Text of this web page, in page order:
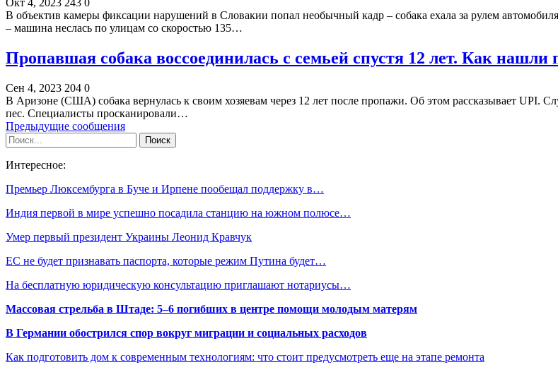
Окт 4, 2023 243 0
В объектив камеры фиксации нарушений в Словакии попал необычный кадр – собака ехала за рулем
– машина неслась по улицам со скоростью 135…
Пропавшая собака воссоединилась с семьей спустя 12 лет. Как нашли
Сен 4, 2023 204 0
В Аризоне (США) собака вернулась к своим хозяевам через 12 лет после пропажи. Об этом рассказывает
пес. Специалисты просканировали…
Предыдущие сообщения
Интересное:
Премьер Люксембурга в Буче и Ирпене пообещал поддержку в…
Индия первой в мире успешно посадила станцию на южном полюсе…
Умер первый президент Украины Леонид Кравчук
ЕС не будет признавать паспорта, которые режим Путина будет…
На бесплатную юридическую консультацию приглашают нотариусы…
Массовая стрельба в Штаде: 5–6 погибших в центре помощи молодым матерям
В Германии обострился спор вокруг миграции и социальных расходов
Как подготовить дом к современным технологиям: что стоит предусмотреть еще на этапе ремонта